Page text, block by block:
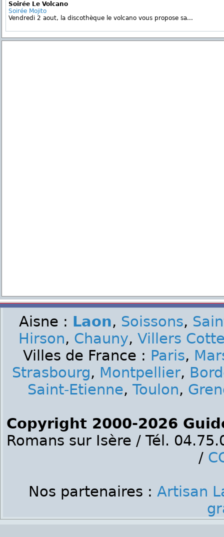
Soirée Le Volcano
Soirée Mojito
Vendredi 2 aout, la discothèque le volcano vous propose sa...
Aisne : Laon, Soissons,
Hirson, Chauny, Villers
Villes de France : Paris,
Strasbourg, Montpellier,
Saint-Etienne, Toulon,
Copyright 2000-2026
Romans sur Isère / Tél.
/
Nos partenaires : Artisan